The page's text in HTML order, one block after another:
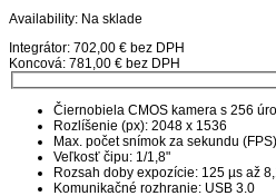
Availability: Na sklade
Integrátor: 702,00 € bez DPH
Koncová: 781,00 € bez DPH
Čiernobiela CMOS kamera s 256
Rozlíšenie (px): 2048 x 1536
Max. počet snímok za sekundu
Veľkosť čipu: 1/1,8"
Rozsah doby expozície: 125 µs až
Komunikačné rozhranie: USB 3.0